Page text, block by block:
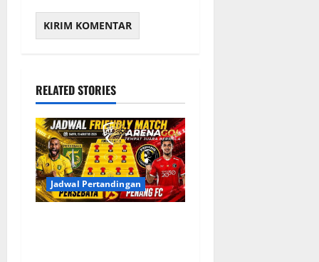
RELATED STORIES
Jadwal Pertandingan